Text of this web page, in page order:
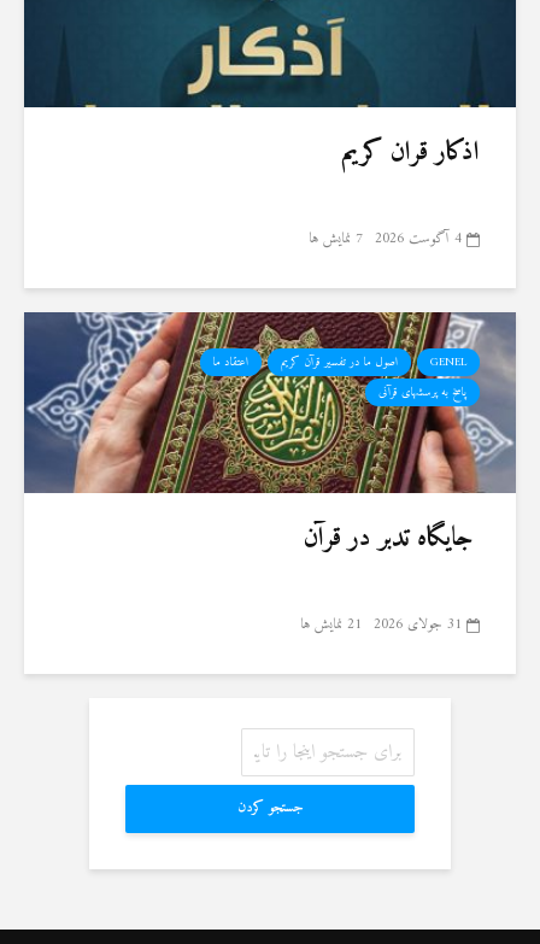
اذکار قران کریم
4 آگوست 2026 7 نمایش ها
GENEL اصول ما در تفسیر قرآن کریم
اعتقاد ما
پاسخ به پرسشهای قرآنی
جایگاه تدبر در قرآن
31 جولای 2026 21 نمایش ها
جستجو کردن